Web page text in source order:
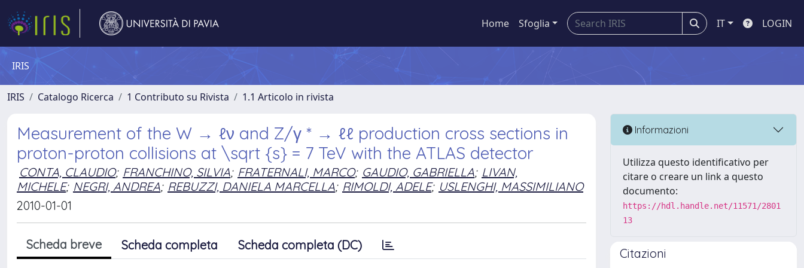
Home Sfoglia IT LOGIN
IRIS
IRIS Catalogo Ricerca 1 Contributo su Rivista 1.1 Articolo in rivista
Measurement of the W → ℓν and Z/γ * → ℓℓ production cross sections in
proton-proton collisions at \sqrt {s} = 7 TeV with the ATLAS detector
CONTA, CLAUDIO; FRANCHINO, SILVIA; FRATERNALI, MARCO; GAUDIO, GABRIELLA; LIVAN,
MICHELE; NEGRI, ANDREA; REBUZZI, DANIELA MARCELLA; RIMOLDI, ADELE; USLENGHI, MASSIMILIANO
2010-01-01
Scheda breve Scheda completa Scheda completa (DC)
Informazioni
Utilizza questo identificativo per
citare o creare un link a questo
documento:
https://hdl.handle.net/11571/2801
13
Citazioni